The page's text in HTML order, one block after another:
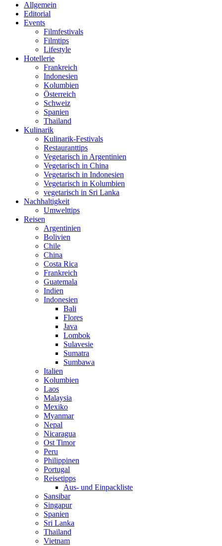
Allgemein
Editorial
Events
Filmfestivals
Filmtips
Lifestyle
Hotellerie
Frankreich
Indonesien
Kolumbien
Österreich
Schweiz
Spanien
Thailand
Kulinarik
Kulinarik-Festivals
Restauranttips
Vegetarisch in Argentinien
Vegetarisch in China
Vegetarisch in Indonesien
Vegetarisch in Kolumbien
vegetarisch in Sri Lanka
Nachhaltigkeit
Umwelttips
Reisen
Argentinien
Bolivien
Chile
China
Costa Rica
Frankreich
Guatemala
Indien
Indonesien
Bali
Flores
Java
Lombok
Sulavesie
Sumatra
Sumbawa
Italien
Kolumbien
Laos
Malaysia
Mexiko
Myanmar
Nepal
Nicaragua
Ost Timor
Peru
Philippinen
Portugal
Reisetipps
Aus- und Einpackliste
Sansibar
Singapur
Spanien
Sri Lanka
Thailand
Vietnam